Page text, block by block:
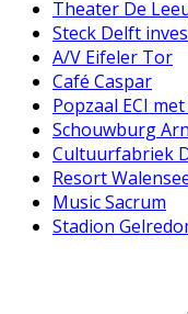
Theater De
Steck Delft
A/V Eifeler Tor
Café Caspar
Popzaal ECI
Schouwburg
Cultuurfabriek
Resort
Music Sacrum
Stadion